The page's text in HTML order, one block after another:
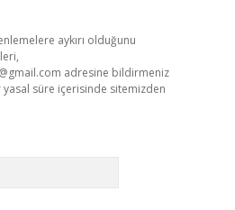
aykırı olduğunu
adresine bildirmeniz
süre içerisinde sitemizden